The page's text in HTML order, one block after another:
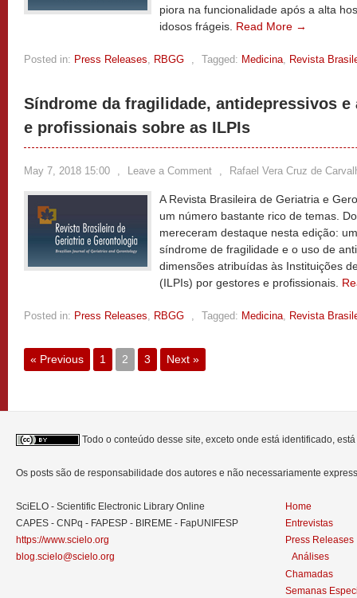
piora na funcionalidade após a alta
idosos frágeis. Read More →
Posted in: Press Releases, RBGG , Tagged: Medicina, Revista
Síndrome da fragilidade, antidepressivos e
e profissionais sobre as ILPIs
May 7, 2018 15:00 , Leave a Comment , Rafael Vera Cruz de
A Revista Brasileira de Geriatria e
um número bastante rico de temas.
mereceram destaque nesta edição:
síndrome de fragilidade e o uso de
dimensões atribuídas às Instituições
(ILPIs) por gestores e profissionais.
Posted in: Press Releases, RBGG , Tagged: Medicina, Revista
« Previous 1 2 3 Next »
Todo o conteúdo desse site, exceto onde está identificado,
Os posts são de responsabilidade dos autores e não necessariamente
SciELO - Scientific Electronic Library Online
CAPES - CNPq - FAPESP - BIREME - FapUNIFESP
https://www.scielo.org
blog.scielo@scielo.org
Home
Entrevistas
Press Releases
Análises
Chamadas
Semanas